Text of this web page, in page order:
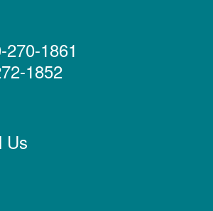
270-1861
1852
Us